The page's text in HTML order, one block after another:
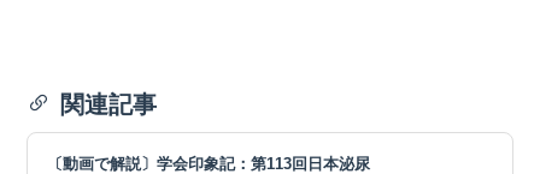
関連記事
〔動画で解説〕学会印象記：第113回日本泌尿